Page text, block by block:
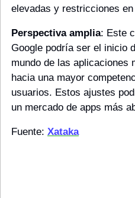
elevadas y restricciones
Perspectiva amplia: Este
Google podría ser el inicio
mundo de las aplicaciones
hacia una mayor
usuarios. Estos ajustes
un mercado de apps más
Fuente: Xataka